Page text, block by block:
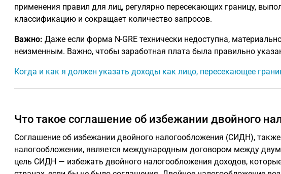
применения правил для лиц, регулярно пересекающих границу,
классификацию и сокращает количество запросов.
Важно: Даже если форма N-GRE технически недоступна,
неизменным. Важно, чтобы заработная плата была правильно
Когда и как я должен указать доходы как лицо, пересекающее
Что такое соглашение об избежании двойного
Соглашение об избежании двойного налогообложения (СИДН),
налогообложении, является международным договором между
цель СИДН — избежать двойного налогообложения доходов,